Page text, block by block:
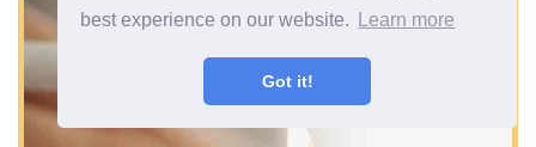
best experience on our website.
Learn more
Got it!